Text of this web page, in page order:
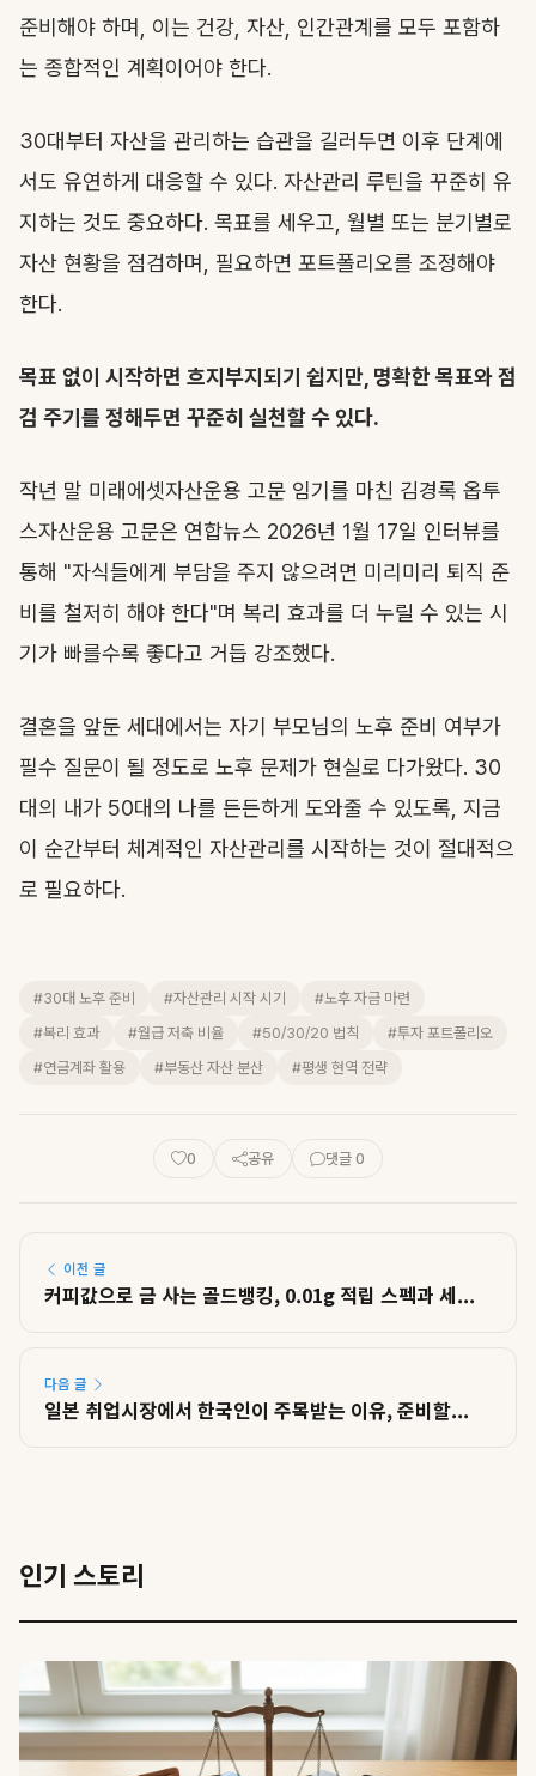
준비해야 하며, 이는 건강, 자산, 인간관계를 모두 포함하
는 종합적인 계획이어야 한다.
30대부터 자산을 관리하는 습관을 길러두면 이후 단계에
서도 유연하게 대응할 수 있다. 자산관리 루틴을 꾸준히 유
지하는 것도 중요하다. 목표를 세우고, 월별 또는 분기별로
자산 현황을 점검하며, 필요하면 포트폴리오를 조정해야
한다.
목표 없이 시작하면 흐지부지되기 쉽지만, 명확한 목표와 점
검 주기를 정해두면 꾸준히 실천할 수 있다.
작년 말 미래에셋자산운용 고문 임기를 마친 김경록 옵투
스자산운용 고문은 연합뉴스 2026년 1월 17일 인터뷰를
통해 "자식들에게 부담을 주지 않으려면 미리미리 퇴직 준
비를 철저히 해야 한다"며 복리 효과를 더 누릴 수 있는 시
기가 빠를수록 좋다고 거듭 강조했다.
결혼을 앞둔 세대에서는 자기 부모님의 노후 준비 여부가
필수 질문이 될 정도로 노후 문제가 현실로 다가왔다. 30
대의 내가 50대의 나를 든든하게 도와줄 수 있도록, 지금
이 순간부터 체계적인 자산관리를 시작하는 것이 절대적으
로 필요하다.
#30대 노후 준비 #자산관리 시작 시기
#노후 자금 마련
#복리 효과
#월급 저축 비율 #50/30/20 법칙
#투자 포트폴리오
#연금계좌 활용
#부동산 자산 분산 #평생 현역 전략
0 공유 댓글 0
이전 글
커피값으로 금 사는 골드뱅킹, 0.01g 적립 스펙과 세...
다음 글
일본 취업시장에서 한국인이 주목받는 이유, 준비할...
인기 스토리